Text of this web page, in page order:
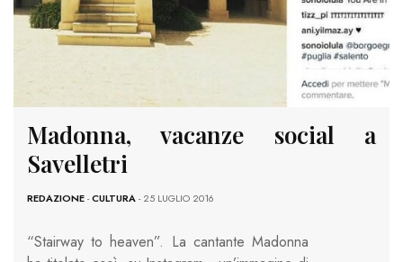
Madonna, vacanze social a
Savelletri
REDAZIONE-CULTURA- 25 LUGLIO 2016
“Stairway to heaven”. La cantante Madonna